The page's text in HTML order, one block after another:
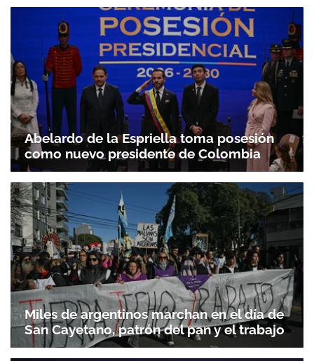
Abelardo de la Espriella toma posesión
como nuevo presidente de Colombia
Miles de argentinos marchan en el día de
San Cayetano, patrón del pan y el trabajo